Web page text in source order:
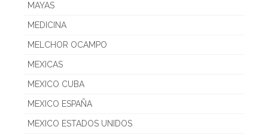
MAYAS
MEDICINA
MELCHOR OCAMPO
MEXICAS
MEXICO CUBA
MEXICO ESPAÑA
MEXICO ESTADOS UNIDOS